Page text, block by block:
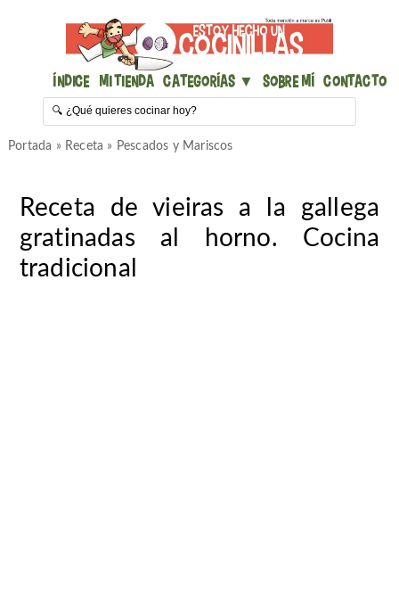
Índice Mi Tienda Categorías ▼ Sobre mí Contacto
Portada » Receta » Pescados y Mariscos
Receta de vieiras a la gallega
gratinadas al horno. Cocina
tradicional